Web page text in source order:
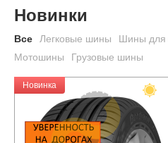
Новинки
Все Легковые шины Шины для
Мотошины
Грузовые шины
Новинка